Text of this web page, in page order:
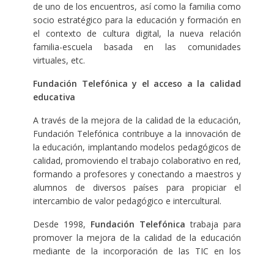
de uno de los encuentros, así como la familia como
socio estratégico para la educación y formación en
el contexto de cultura digital, la nueva relación
familia-escuela basada en las comunidades
virtuales, etc.
Fundación Telefónica y el acceso a la calidad
educativa
A través de la mejora de la calidad de la educación,
Fundación Telefónica contribuye a la innovación de
la educación, implantando modelos pedagógicos de
calidad, promoviendo el trabajo colaborativo en red,
formando a profesores y conectando a maestros y
alumnos de diversos países para propiciar el
intercambio de valor pedagógico e intercultural.
Desde 1998, Fundación Telefónica trabaja para
promover la mejora de la calidad de la educación
mediante de la incorporación de las TIC en los